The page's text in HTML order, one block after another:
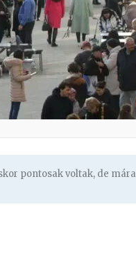
pontosak voltak, de mára